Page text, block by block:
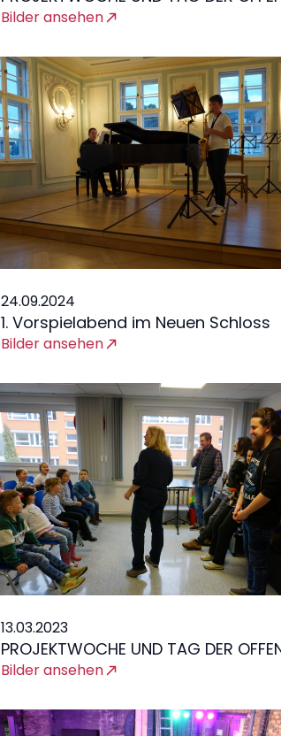
TAG
Bilder ansehen
24.09.2024
1. Vorspielabend im Neuen Schloss
Bilder ansehen
13.03.2023
PROJEKTWOCHE UND TAG DER
TÜR
Bilder ansehen